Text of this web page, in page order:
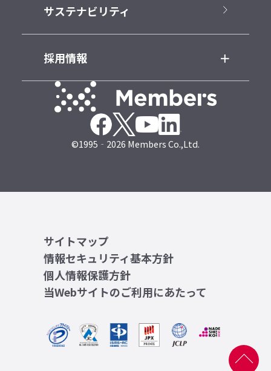
サステナビリティ
採用情報
©1995‐2026 Members Co.,Ltd.
サイトマップ
情報セキュリティ基本方針
個人情報保護方針
当Webサイトのご利用にあたって